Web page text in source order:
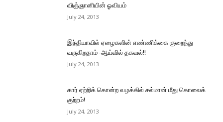
விஞ்ஞானியின் ஓவியம்
July 24, 2013
இந்தியாவில் ஏழைகளின் எண்ணிக்கை குறைந்து
வருகிறதாம் -ஆய்வில் தகவல்!!
July 24, 2013
கார் ஏற்றிக் கொன்ற வழக்கில் சல்மான் மீது கொலைக்
குற்றம்!
July 24, 2013